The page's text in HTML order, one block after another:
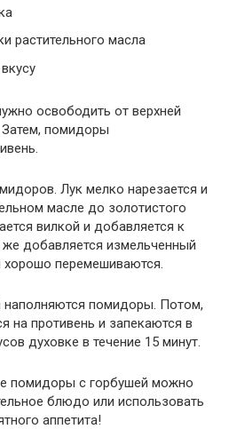
растительного масла
освободить от верхней
Затем, помидоры
Лук мелко нарезается и
масле до золотистого
вилкой и добавляется к
добавляется измельченный
перемешиваются.
наполняются помидоры. Потом,
противень и запекаются в
духовке в течение 15 минут.
помидоры с горбушей можно
блюдо или использовать
аппетита!